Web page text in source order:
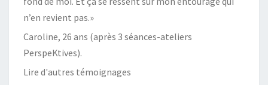
n’en revient pas.»
Caroline, 26 ans (après 3 séances-ateliers
PerspeKtives).
Lire d'autres témoignages